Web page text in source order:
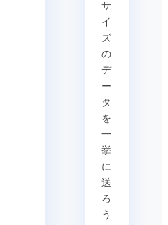
サ
イ
ズ
の
デ
ー
タ
を
一
挙
に
送
ろ
う